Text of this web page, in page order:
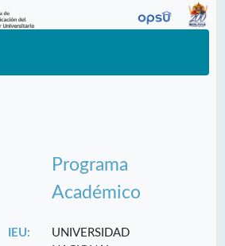
Programa
Académico
IEU:
UNIVERSIDAD